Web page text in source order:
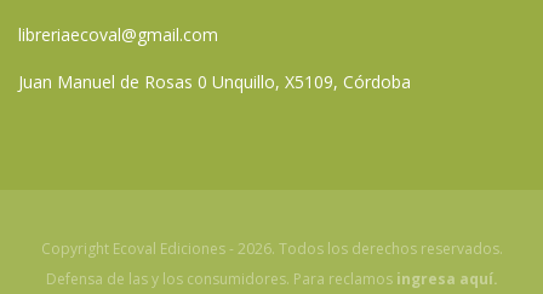
libreriaecoval@gmail.com
Juan Manuel de Rosas 0 Unquillo, X5109, Córdoba
Copyright Ecoval Ediciones - 2026. Todos los derechos reservados.
Defensa de las y los consumidores. Para reclamos ingresa aquí.